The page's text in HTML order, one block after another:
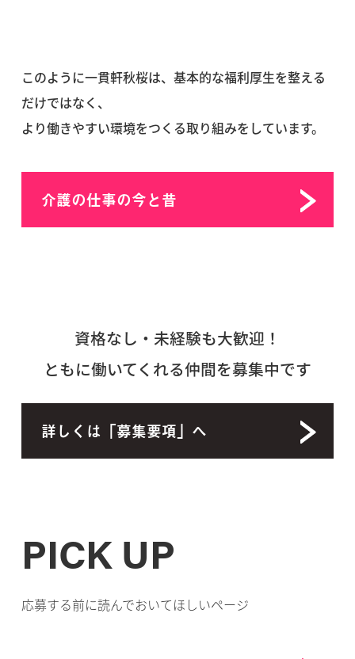
このように一貫軒秋桜は、基本的な福利厚生を整える
だけではなく、
より働きやすい環境をつくる取り組みをしています。
介護の仕事の今と昔
資格なし・未経験も大歓迎！
ともに働いてくれる仲間を募集中です
詳しくは「募集要項」へ
PICK UP
応募する前に読んでおいてほしいページ